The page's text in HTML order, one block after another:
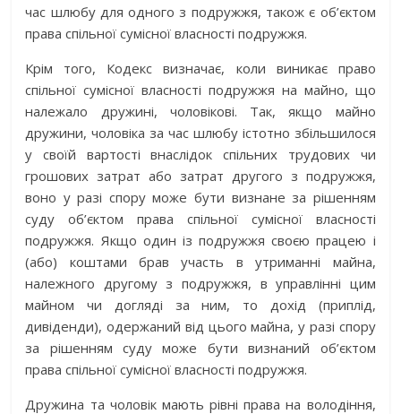
час шлюбу для одного з подружжя, також є об’єктом
права спільної сумісної власності подружжя.
Крім того, Кодекс визначає, коли виникає право
спільної сумісної власності подружжя на майно, що
належало дружині, чоловікові. Так, якщо майно
дружини, чоловіка за час шлюбу істотно збільшилося
у своїй вартості внаслідок спільних трудових чи
грошових затрат або затрат другого з подружжя,
воно у разі спору може бути визнане за рішенням
суду об’єктом права спільної сумісної власності
подружжя. Якщо один із подружжя своєю працею і
(або) коштами брав участь в утриманні майна,
належного другому з подружжя, в управлінні цим
майном чи догляді за ним, то дохід (приплід,
дивіденди), одержаний від цього майна, у разі спору
за рішенням суду може бути визнаний об’єктом
права спільної сумісної власності подружжя.
Дружина та чоловік мають рівні права на володіння,